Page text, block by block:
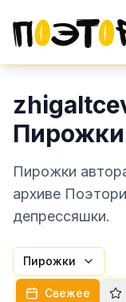
Пирожки
Пирожки
архиве
депрессяшки.
Пирожки
Свежее